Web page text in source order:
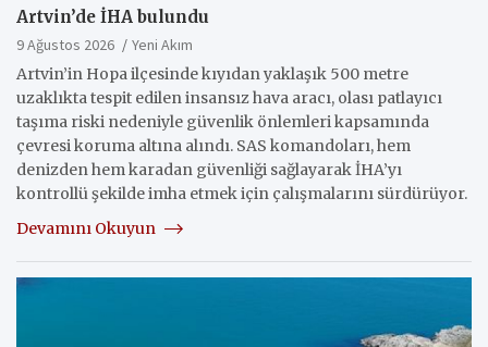
Artvin’de İHA bulundu
9 Ağustos 2026
Yeni Akım
Artvin’in Hopa ilçesinde kıyıdan yaklaşık 500 metre
uzaklıkta tespit edilen insansız hava aracı, olası patlayıcı
taşıma riski nedeniyle güvenlik önlemleri kapsamında
çevresi koruma altına alındı. SAS komandoları, hem
denizden hem karadan güvenliği sağlayarak İHA’yı
kontrollü şekilde imha etmek için çalışmalarını sürdürüyor.
Devamını Okuyun